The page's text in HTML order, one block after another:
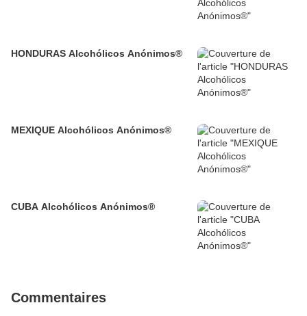
HONDURAS Alcohólicos Anónimos®
MEXIQUE Alcohólicos Anónimos®
CUBA Alcohólicos Anónimos®
Commentaires